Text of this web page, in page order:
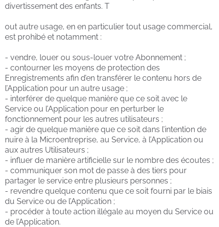
divertissement des enfants. T
out autre usage, en en particulier tout usage commercial,
est prohibé et notamment :
- vendre, louer ou sous-louer votre Abonnement ;
- contourner les moyens de protection des
Enregistrements afin d’en transférer le contenu hors de
l’Application pour un autre usage ;
- interférer de quelque manière que ce soit avec le
Service ou l’Application pour en perturber le
fonctionnement pour les autres utilisateurs ;
- agir de quelque manière que ce soit dans l’intention de
nuire à la Microentreprise, au Service, à l’Application ou
aux autres Utilisateurs ;
- influer de manière artificielle sur le nombre des écoutes ;
- communiquer son mot de passe à des tiers pour
partager le service entre plusieurs personnes ;
- revendre quelque contenu que ce soit fourni par le biais
du Service ou de l’Application ;
- procéder à toute action illégale au moyen du Service ou
de l’Application.